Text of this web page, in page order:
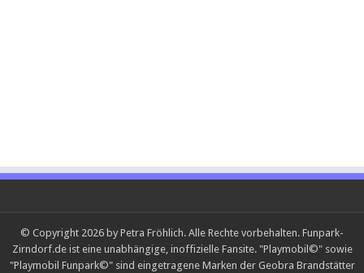
© Copyright 2026 by Petra Fröhlich. Alle Rechte vorbehalten. Funpark-
Zirndorf.de ist eine unabhängige, inoffizielle Fansite. "Playmobil©" sowie
"Playmobil Funpark©" sind eingetragene Marken der Geobra Brandstätter